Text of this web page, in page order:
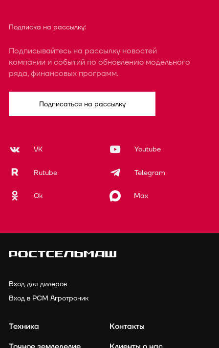
Подписка на рассылку:
Подписывайтесь на рассылку новостей
компании и событий по обновлению модельного
ряда, финансовых программ.
Подписаться на рассылку
VK Youtube
Rutube Telegram
Ok Max
Вход для дилеров
Вход в РСМ Агротроник
Техника
Контакты